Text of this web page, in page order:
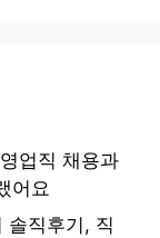
업직 채용과
어요
솔직후기, 직